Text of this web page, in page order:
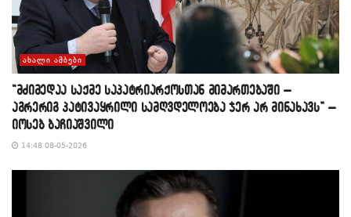
ᲐᲮᲐᲚᲘ ᲐᲛᲑᲔᲑᲘ
“მძიმედაა საქმე საპატრიარქოსთან მიმართებაში –
აგრერიგ პატივაყრილი სამღვდელოება ჯერ არ მინახავს” –
იოსებ ბაჩიაშვილი
14:48 08-05-2026